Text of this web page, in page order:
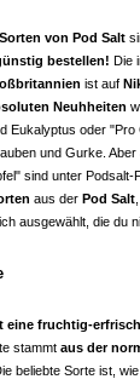
von Pod Salt
bestellen! Die
ist auf
Neuhheiten
Eukalyptus oder
und Gurke. Aber
sind unter
aus der Pod Salt
ausgewählt, die du
eine fruchtig-
stammt aus der
beliebte Sorte ist,